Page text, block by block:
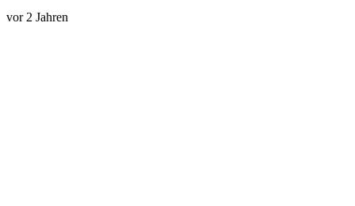
vor 2 Jahren